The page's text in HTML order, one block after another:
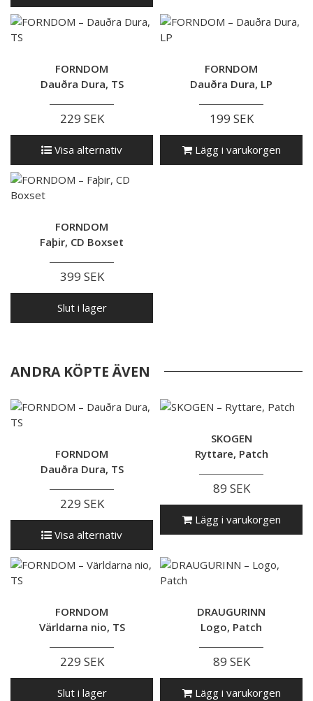
FORNDOM
Dauðra Dura, TS
229 SEK
Visa alternativ
FORNDOM
Dauðra Dura, LP
199 SEK
Lägg i varukorgen
FORNDOM
Faþir, CD Boxset
399 SEK
Slut i lager
ANDRA KÖPTE ÄVEN
FORNDOM
Dauðra Dura, TS
229 SEK
Visa alternativ
SKOGEN
Ryttare, Patch
89 SEK
Lägg i varukorgen
FORNDOM
Världarna nio, TS
229 SEK
Slut i lager
DRAUGURINN
Logo, Patch
89 SEK
Lägg i varukorgen